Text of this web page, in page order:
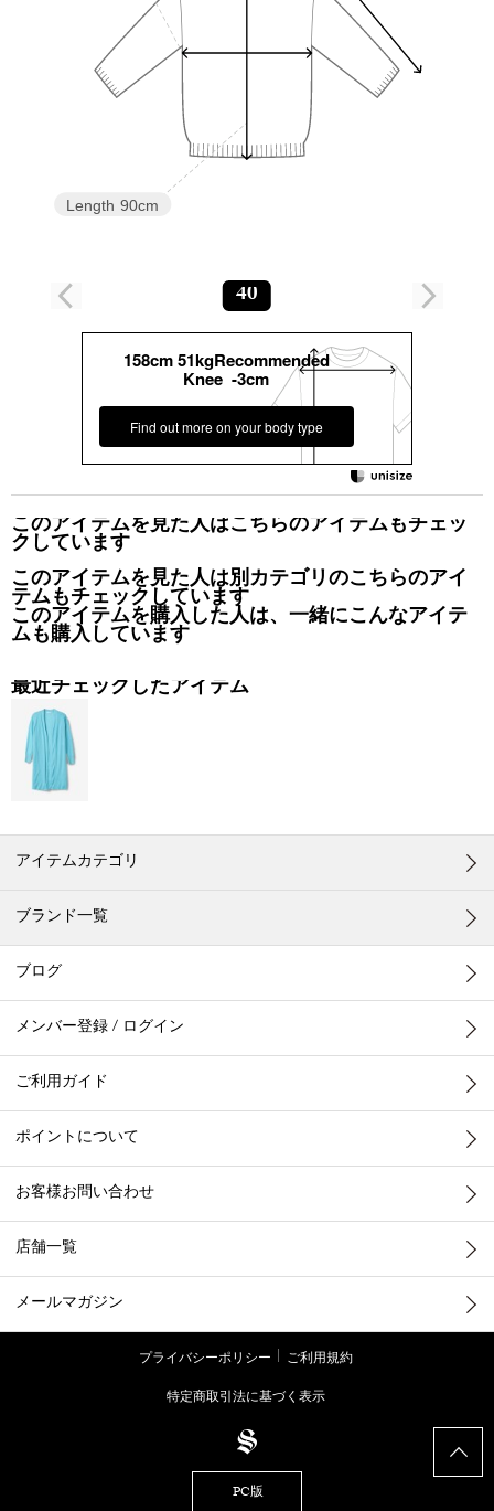
Length 90cm
40
158cm 51kgRecommended
Knee -3cm
Find out more on your body type
このアイテムを見た人はこちらのアイテムもチェッ
クしています
このアイテムを見た人は別カテゴリのこちらのアイ
テムもチェックしています
このアイテムを購入した人は、一緒にこんなアイテ
ムも購入しています
最近チェックしたアイテム
アイテムカテゴリ
ブランド一覧
ブログ
メンバー登録 / ログイン
ご利用ガイド
ポイントについて
お客様お問い合わせ
店舗一覧
メールマガジン
プライバシーポリシー
ご利用規約
特定商取引法に基づく表示
PC版